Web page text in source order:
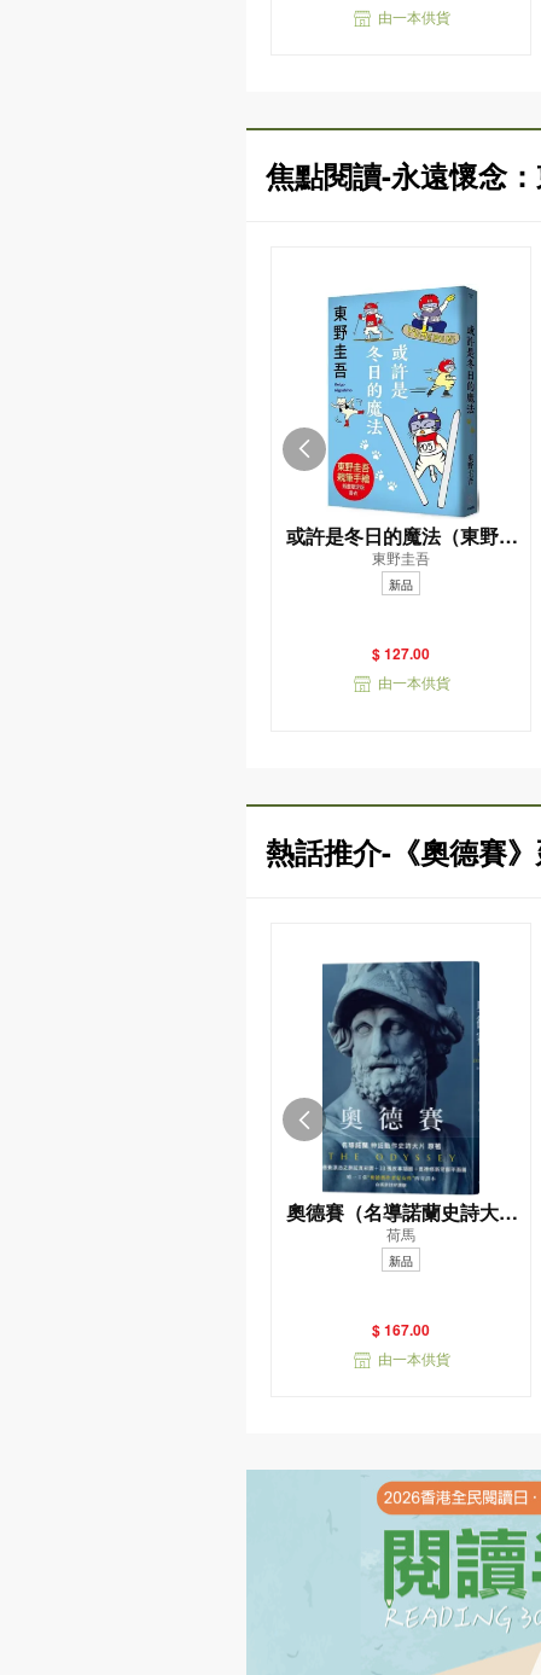
由一本供貨
焦點閱讀-永遠懷念
或許是冬日的魔法（東野圭
吾親自繪製貓咪插畫限定書
衣版）
東野圭吾
新品
$ 127.00
由一本供貨
熱話推介-《奧德賽
奧德賽（名導諾蘭史詩大片
原著，唯一主張（奧德賽作
者是女性）傳奇譯本）
荷馬
新品
$ 167.00
由一本供貨